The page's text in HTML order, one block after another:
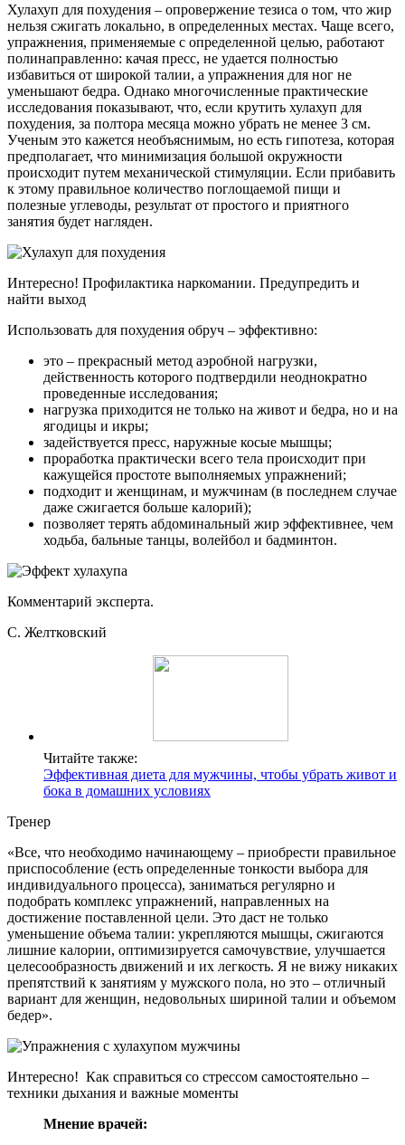
Хулахуп для похудения – опровержение тезиса о том, что жир
нельзя сжигать локально, в определенных местах. Чаще всего,
упражнения, применяемые с определенной целью, работают
полинаправленно: качая пресс, не удается полностью
избавиться от широкой талии, а упражнения для ног не
уменьшают бедра. Однако многочисленные практические
исследования показывают, что, если крутить хулахуп для
похудения, за полтора месяца можно убрать не менее 3 см.
Ученым это кажется необъяснимым, но есть гипотеза, которая
предполагает, что минимизация большой окружности
происходит путем механической стимуляции. Если прибавить
к этому правильное количество поглощаемой пищи и
полезные углеводы, результат от простого и приятного
занятия будет нагляден.
Интересно! Профилактика наркомании. Предупредить и
найти выход
Использовать для похудения обруч – эффективно:
это – прекрасный метод аэробной нагрузки,
действенность которого подтвердили неоднократно
проведенные исследования;
нагрузка приходится не только на живот и бедра, но и на
ягодицы и икры;
задействуется пресс, наружные косые мышцы;
проработка практически всего тела происходит при
кажущейся простоте выполняемых упражнений;
подходит и женщинам, и мужчинам (в последнем случае
даже сжигается больше калорий);
позволяет терять абдоминальный жир эффективнее, чем
ходьба, бальные танцы, волейбол и бадминтон.
Комментарий эксперта.
С. Желтковский
Читайте также:
Эффективная диета для мужчины, чтобы убрать живот и
бока в домашних условиях
Тренер
«Все, что необходимо начинающему – приобрести правильное
приспособление (есть определенные тонкости выбора для
индивидуального процесса), заниматься регулярно и
подобрать комплекс упражнений, направленных на
достижение поставленной цели. Это даст не только
уменьшение объема талии: укрепляются мышцы, сжигаются
лишние калории, оптимизируется самочувствие, улучшается
целесообразность движений и их легкость. Я не вижу никаких
препятствий к занятиям у мужского пола, но это – отличный
вариант для женщин, недовольных шириной талии и объемом
бедер».
Интересно! Как справиться со стрессом самостоятельно –
техники дыхания и важные моменты
Мнение врачей: